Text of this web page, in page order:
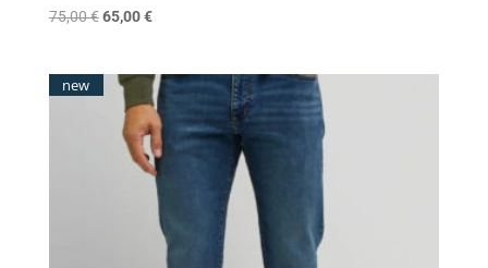
75,00€ Original
75,00 €.
65,00€Η
είναι:
65,00 €.
new